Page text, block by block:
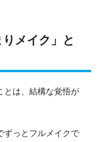
メイク」と
とは、結構な覚悟が
ずっとフルメイクで